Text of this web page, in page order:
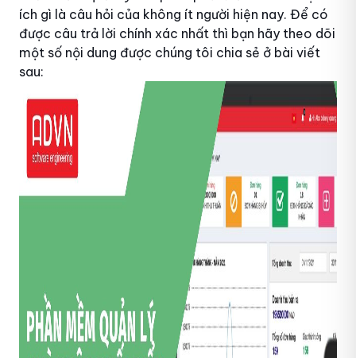
ích gì là câu hỏi của không ít người hiện nay. Để có
được câu trả lời chính xác nhất thì bạn hãy theo dõi
một số nội dung được chúng tôi chia sẻ ở bài viết
sau: